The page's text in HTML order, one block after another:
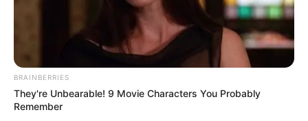
BRAINBERRIES
They're Unbearable! 9 Movie Characters You Probably
Remember